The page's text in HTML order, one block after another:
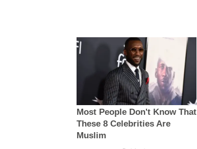
Most People Don't Know That
These 8 Celebrities Are
Muslim